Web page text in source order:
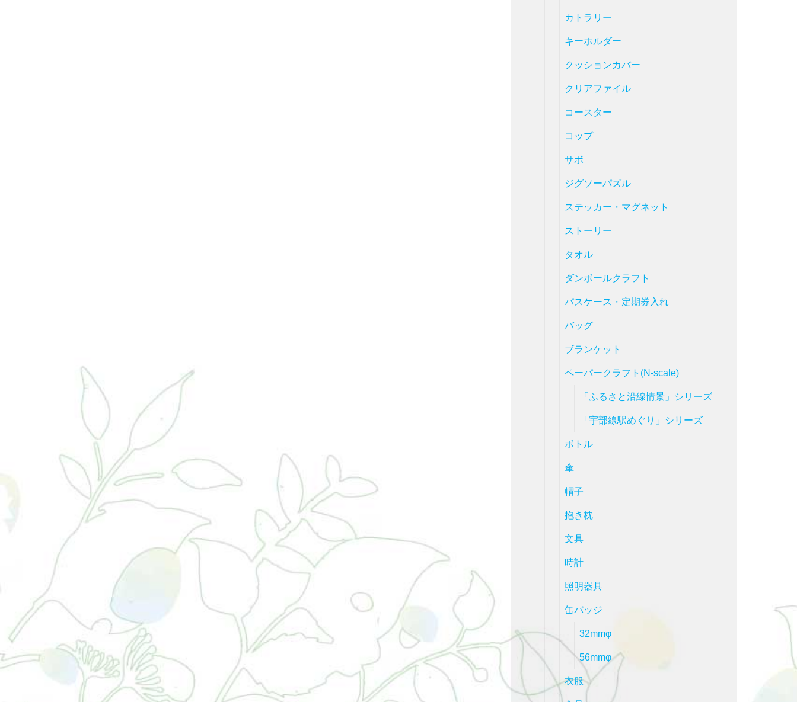
カトラリー
キーホルダー
クッションカバー
クリアファイル
コースター
コップ
サボ
ジグソーパズル
ステッカー・マグネット
ストーリー
タオル
ダンボールクラフト
パスケース・定期券入れ
バッグ
ブランケット
ペーパークラフト(N-scale)
「ふるさと沿線情景」シリーズ
「宇部線駅めぐり」シリーズ
ボトル
傘
帽子
抱き枕
文具
時計
照明器具
缶バッジ
32mmφ
56mmφ
衣服